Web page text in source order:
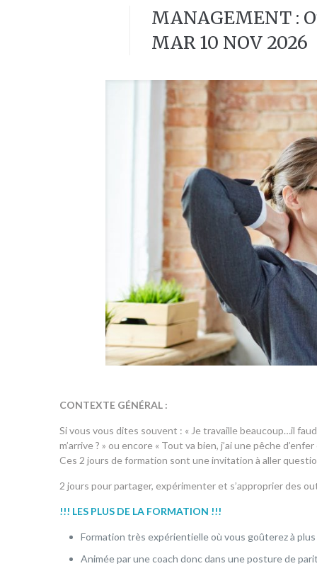
MANAGEMENT :
MAR 10 NOV 2026
CONTEXTE GÉNÉRAL :
Si vous vous dites souvent : « Je travaille beaucoup…il
m’arrive ? » ou encore « Tout va bien, j’ai une pêche
Ces 2 jours de formation sont une invitation à aller
2 jours pour partager, expérimenter et s’approprier des
!!! LES PLUS DE LA FORMATION !!!
Formation très expérientielle où vous goûterez à
Animée par une coach donc dans une posture de